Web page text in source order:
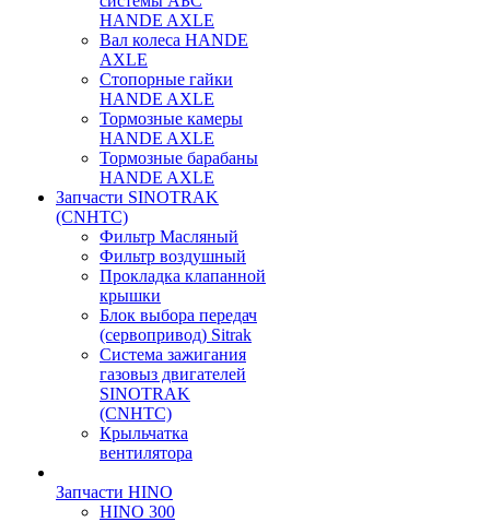
HANDE AXLE
Вал колеса HANDE
AXLE
Стопорные гайки
HANDE AXLE
Тормозные камеры
HANDE AXLE
Тормозные барабаны
HANDE AXLE
Запчасти SINOTRAK
(CNHTC)
Фильтр Масляный
Фильтр воздушный
Прокладка клапанной
крышки
Блок выбора передач
(сервопривод) Sitrak
Система зажигания
газовыз двигателей
SINOTRAK
(CNHTC)
Крыльчатка
вентилятора
Запчасти HINO
HINO 300